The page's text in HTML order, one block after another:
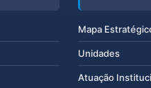
Mapa
Unidades
Atuação